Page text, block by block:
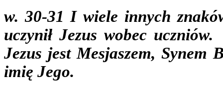
w. 30-31 I wiele innych
uczynił Jezus wobec
Jezus jest Mesjaszem, Synem
imię Jego.